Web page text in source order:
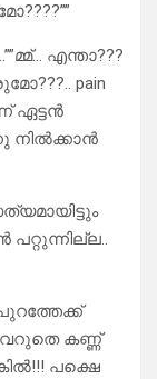
എന്താ???
pain
ഏട്ടൻ
നിൽക്കാൻ
കണ്ണ്
പക്ഷെ